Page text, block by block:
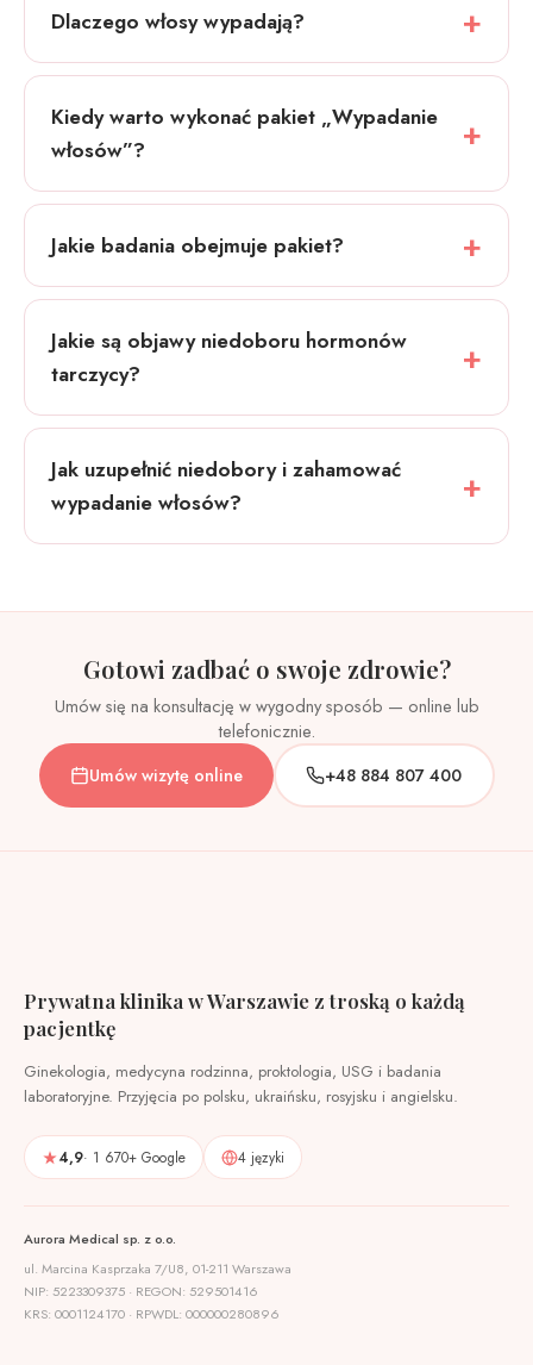
Dlaczego włosy wypadają?
Kiedy warto wykonać pakiet „Wypadanie
włosów”?
Jakie badania obejmuje pakiet?
Jakie są objawy niedoboru hormonów
tarczycy?
Jak uzupełnić niedobory i zahamować
wypadanie włosów?
Gotowi zadbać o swoje zdrowie?
Umów się na konsultację w wygodny sposób — online lub
telefonicznie.
Umów wizytę online +48 884 807 400
Prywatna klinika w Warszawie z troską o każdą
pacjentkę
Ginekologia, medycyna rodzinna, proktologia, USG i badania
laboratoryjne. Przyjęcia po polsku, ukraińsku, rosyjsku i angielsku.
4,9· 1 670+ Google 4 języki
Aurora Medical sp. z o.o.
ul. Marcina Kasprzaka 7/U8, 01-211 Warszawa
NIP: 5223309375 · REGON: 529501416
KRS: 0001124170 · RPWDL: 000000280896